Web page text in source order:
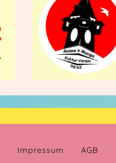
Impressum AGB